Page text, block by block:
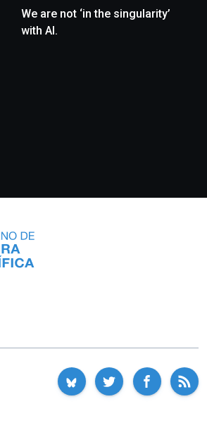
We are not ‘in the singularity’
with AI.